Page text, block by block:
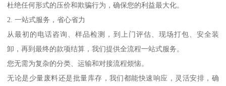
杜绝任何形式的压价和欺骗行为，确保您的利益最大化。
2. 一站式服务，省心省力
从最初的电话咨询、样品检测，到上门评估、现场打包、安全装
卸，再到最终的款项结算，我们提供全流程一站式服务。
您无需为复杂的分类、运输和对接流程烦恼。
无论是少量废料还是批量库存，我们都能快速响应，灵活安排，确